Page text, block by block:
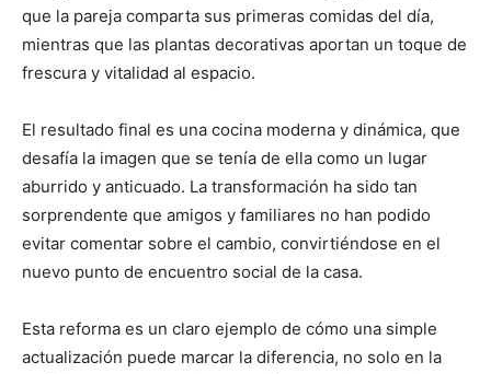
que la pareja comparta sus primeras comidas del día,
mientras que las plantas decorativas aportan un toque de
frescura y vitalidad al espacio.
El resultado final es una cocina moderna y dinámica, que
desafía la imagen que se tenía de ella como un lugar
aburrido y anticuado. La transformación ha sido tan
sorprendente que amigos y familiares no han podido
evitar comentar sobre el cambio, convirtiéndose en el
nuevo punto de encuentro social de la casa.
Esta reforma es un claro ejemplo de cómo una simple
actualización puede marcar la diferencia, no solo en la